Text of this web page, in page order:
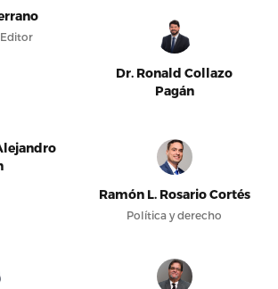
Dr. Ronald Collazo
Pagán
Ramón L. Rosario Cortés
Política y derecho